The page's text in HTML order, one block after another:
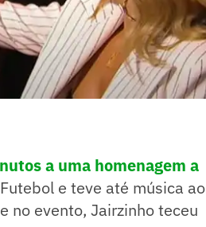
a uma homenagem a
e teve até música ao
no evento, Jairzinho teceu